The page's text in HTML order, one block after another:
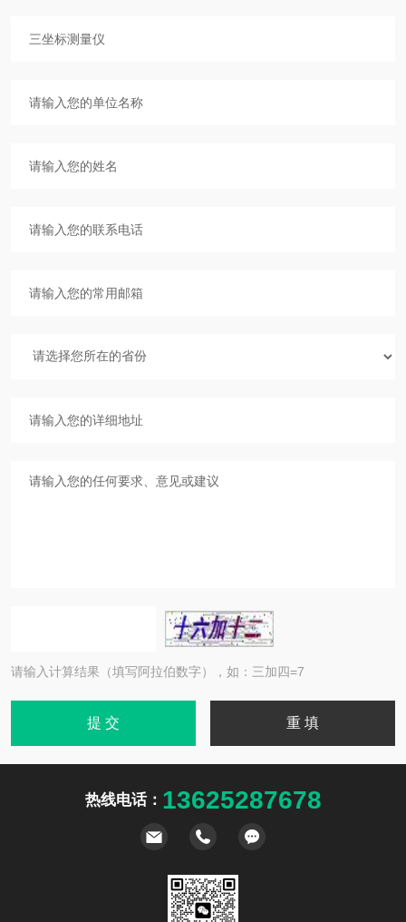
请输入计算结果（填写阿拉伯数字），如：三加四=7
热线电话： 13625287678